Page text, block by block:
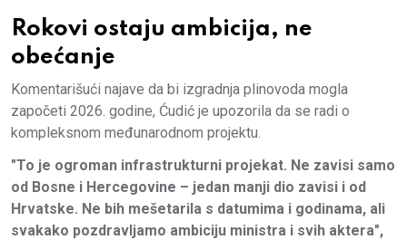
Rokovi ostaju ambicija, ne
obećanje
Komentarišući najave da bi izgradnja plinovoda mogla
započeti 2026. godine, Ćudić je upozorila da se radi o
kompleksnom međunarodnom projektu.
"To je ogroman infrastrukturni projekat. Ne zavisi samo
od Bosne i Hercegovine – jedan manji dio zavisi i od
Hrvatske. Ne bih mešetarila s datumima i godinama, ali
svakako pozdravljamo ambiciju ministra i svih aktera",